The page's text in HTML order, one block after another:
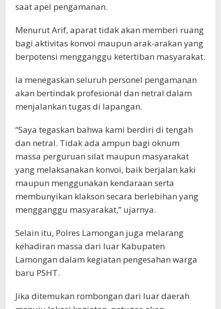
saat apel pengamanan.
Menurut Arif, aparat tidak akan memberi ruang
bagi aktivitas konvoi maupun arak-arakan yang
berpotensi mengganggu ketertiban masyarakat.
Ia menegaskan seluruh personel pengamanan
akan bertindak profesional dan netral dalam
menjalankan tugas di lapangan.
“Saya tegaskan bahwa kami berdiri di tengah
dan netral. Tidak ada ampun bagi oknum
massa perguruan silat maupun masyarakat
yang melaksanakan konvoi, baik berjalan kaki
maupun menggunakan kendaraan serta
membunyikan klakson secara berlebihan yang
mengganggu masyarakat,” ujarnya.
Selain itu, Polres Lamongan juga melarang
kehadiran massa dari luar Kabupaten
Lamongan dalam kegiatan pengesahan warga
baru PSHT.
Jika ditemukan rombongan dari luar daerah